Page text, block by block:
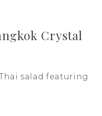
Crystal
salad featuring